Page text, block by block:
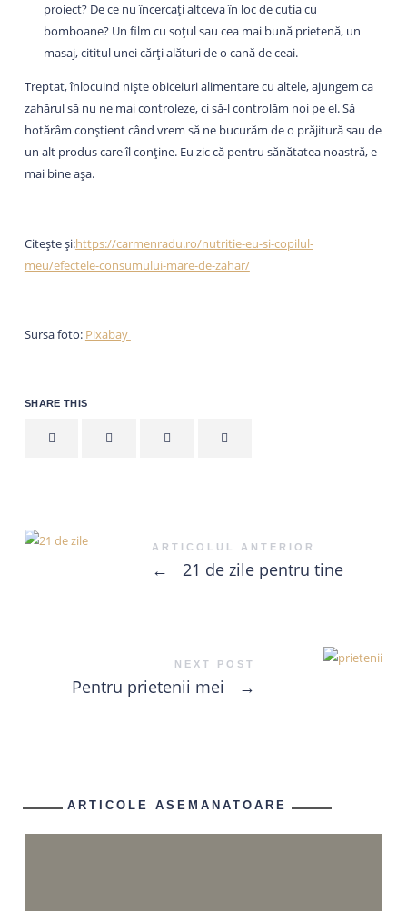
proiect? De ce nu încercați altceva în loc de cutia cu
bomboane? Un film cu soțul sau cea mai bună prietenă, un
masaj, cititul unei cărți alături de o cană de ceai.
Treptat, înlocuind niște obiceiuri alimentare cu altele, ajungem ca
zahărul să nu ne mai controleze, ci să-l controlăm noi pe el. Să
hotărâm conștient când vrem să ne bucurăm de o prăjitură sau de
un alt produs care îl conține. Eu zic că pentru sănătatea noastră, e
mai bine așa.
Citește și:https://carmenradu.ro/nutritie-eu-si-copilul-
meu/efectele-consumului-mare-de-zahar/
Sursa foto: Pixabay
SHARE THIS
ARTICOLUL ANTERIOR
← 21 de zile pentru tine
NEXT POST
Pentru prietenii mei →
ARTICOLE ASEMANATOARE